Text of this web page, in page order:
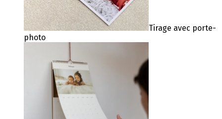
Tirage avec porte-
photo